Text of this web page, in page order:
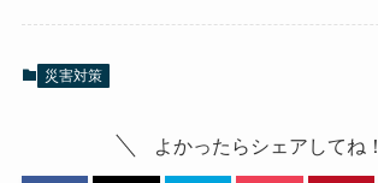
災害対策
よかったらシェアしてね！